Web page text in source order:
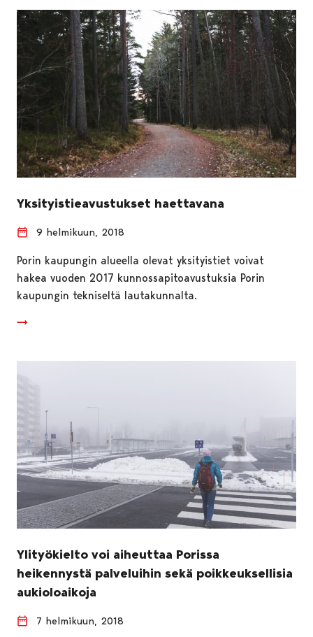
Yksityistieavustukset haettavana
9 helmikuun, 2018
Porin kaupungin alueella olevat yksityistiet voivat
hakea vuoden 2017 kunnossapitoavustuksia Porin
kaupungin tekniseltä lautakunnalta.
Ylityökielto voi aiheuttaa Porissa
heikennystä palveluihin sekä poikkeuksellisia
aukioloaikoja
7 helmikuun, 2018